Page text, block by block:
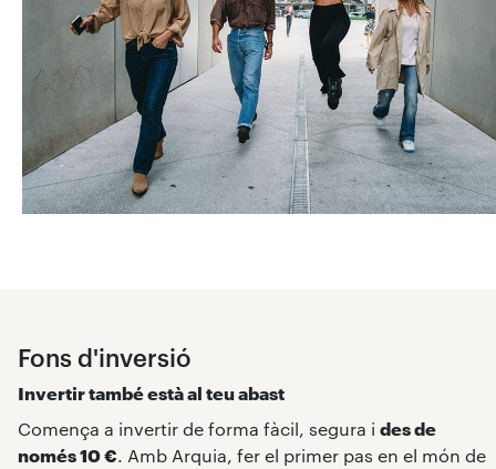
Fons d'inversió
Invertir també està al teu abast
Comença a invertir de forma fàcil, segura i des de
només 10 €. Amb Arquia, fer el primer pas en el món de